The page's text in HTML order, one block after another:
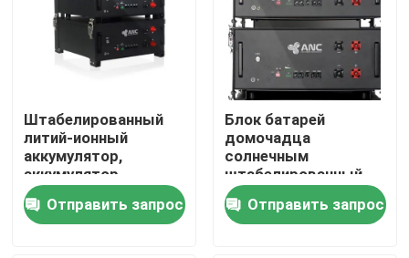
Наша фабрика
контроль качества
контактные данные
Новости
Штабелированный
литий-ионный
аккумулятор,
аккумулятор
солнечной энергии
UL1973
Отправить запрос
Блок батарей
домочадца
солнечным
штабелированный
хранением, блок
батарей Lifepo4 48v
100ah
Отправить запрос